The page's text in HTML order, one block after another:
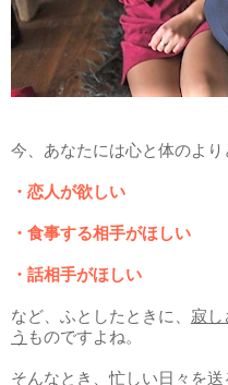
今、あなたには心と体のよ
・恋人が欲しい
・食事する相手がほしい
・話相手がほしい
など、ふとしたときに、 寂し
う ものですよね。
そんなとき、忙しい日々を